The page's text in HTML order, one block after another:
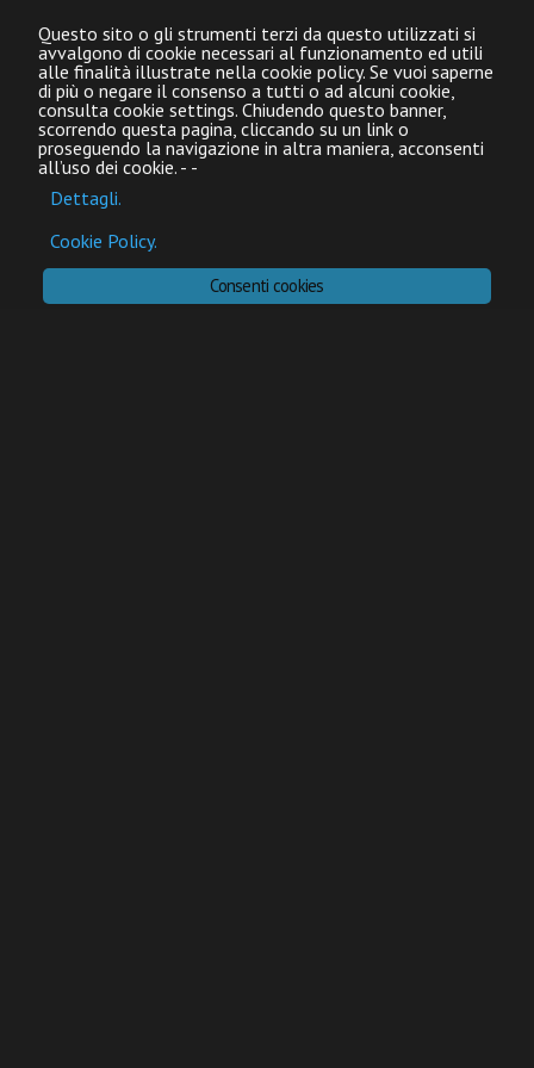
Questo sito o gli strumenti terzi da questo utilizzati si
avvalgono di cookie necessari al funzionamento ed utili
alle finalità illustrate nella cookie policy. Se vuoi saperne
di più o negare il consenso a tutti o ad alcuni cookie,
consulta cookie settings. Chiudendo questo banner,
scorrendo questa pagina, cliccando su un link o
proseguendo la navigazione in altra maniera, acconsenti
all’uso dei cookie. -
Dettagli.
-
Cookie Policy.
Consenti cookies